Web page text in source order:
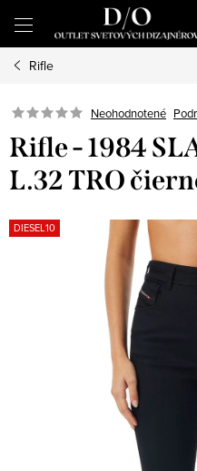
obsah
Rifle
Neohodnotené
Rifle - 1984
L.32 TRO
DIESEL10